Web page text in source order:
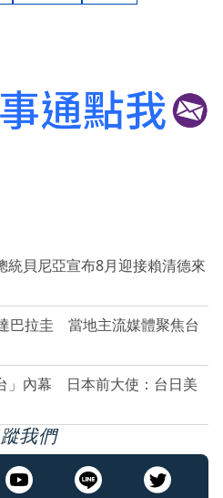
貝尼亞宣布8月迎接賴清德來
巴拉圭 當地主流媒體聚焦台
」內幕 日本前大使：台日美
我們